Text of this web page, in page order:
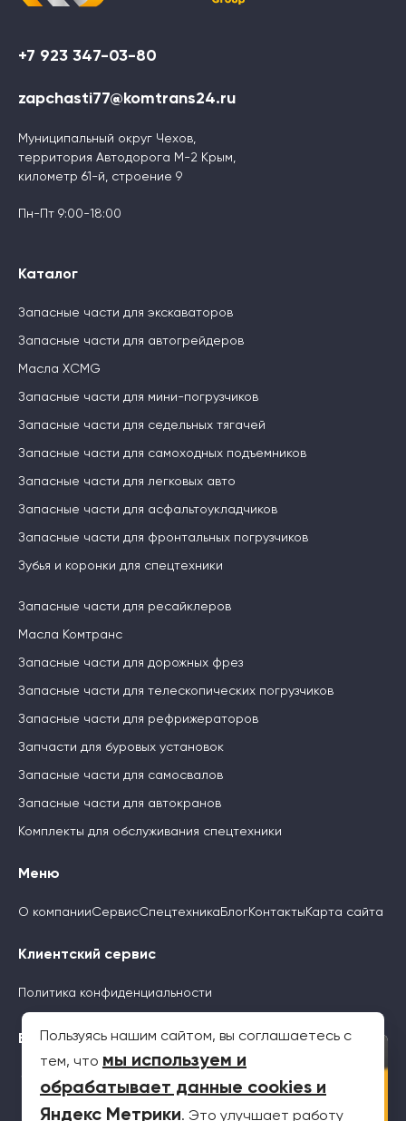
+7 923 347-03-80
zapchasti77@komtrans24.ru
Муниципальный округ Чехов,
территория Автодорога М-2 Крым,
километр 61-й, строение 9
Пн-Пт 9:00-18:00
Каталог
Запасные части для экскаваторов
Запасные части для автогрейдеров
Масла XCMG
Запасные части для мини-погрузчиков
Запасные части для седельных тягачей
Запасные части для самоходных подъемников
Запасные части для легковых авто
Запасные части для асфальтоукладчиков
Запасные части для фронтальных погрузчиков
Зубья и коронки для спецтехники
Запасные части для ресайклеров
Масла Комтранс
Запасные части для дорожных фрез
Запасные части для телескопических погрузчиков
Запасные части для рефрижераторов
Запчасти для буровых установок
Запасные части для самосвалов
Запасные части для автокранов
Комплекты для обслуживания спецтехники
Меню
О компанииСервисСпецтехника БлогКонтакты Карта сайта
Клиентский сервис
Политика конфиденциальности
Будьте с нами
Пользуясь нашим сайтом, вы соглашаетесь с
тем, что мы используем и
обрабатывает данные cookies и
Яндекс Метрики. Это улучшает работу